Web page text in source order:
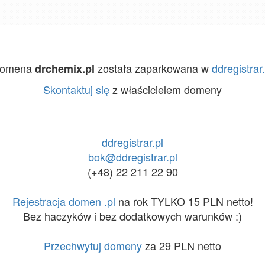
drchemix.pl została zaparkowana w
Skontaktuj sięz właścicielem domeny
ddregistrar.pl
bok@ddregistrar.pl
(+48) 22 211 22 90
Rejestracja domen .pl na rok TYLKO 15 PLN netto!
Bez haczyków i bez dodatkowych warunków :)
Przechwytuj domenyza 29 PLN netto